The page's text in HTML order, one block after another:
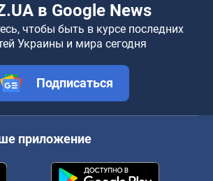
в Google News
чтобы быть в курсе последних
Украины и мира сегодня
Подписаться
приложение